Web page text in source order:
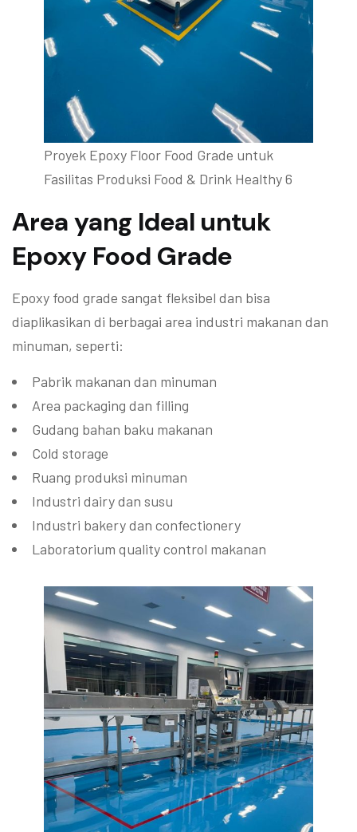
Proyek Epoxy Floor Food Grade untuk
Fasilitas Produksi Food & Drink Healthy 6
Area yang Ideal untuk
Epoxy Food Grade
Epoxy food grade sangat fleksibel dan bisa
diaplikasikan di berbagai area industri makanan dan
minuman, seperti:
Pabrik makanan dan minuman
Area packaging dan filling
Gudang bahan baku makanan
Cold storage
Ruang produksi minuman
Industri dairy dan susu
Industri bakery dan confectionery
Laboratorium quality control makanan